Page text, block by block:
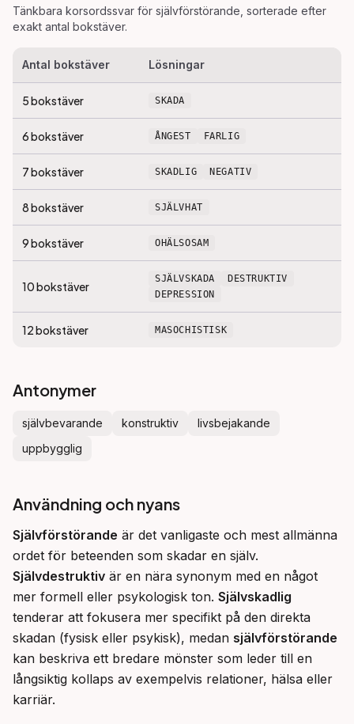
Tänkbara korsordssvar för självförstörande , sorterade efter
exakt antal bokstäver.
Antal bokstäver Lösningar
5bokstäver SKADA
6bokstäver ÅNGEST FARLIG
7bokstäver SKADLIG NEGATIV
8bokstäver SJÄLVHAT
9bokstäver OHÄLSOSAM
10bokstäver
SJÄLVSKADA
DESTRUKTIV
DEPRESSION
12bokstäver MASOCHISTISK
Antonymer
självbevarande konstruktiv
livsbejakande
uppbygglig
Användning och nyans
Självförstörande är det vanligaste och mest allmänna
Självdestruktiv är en nära synonym med en något
mer formell eller psykologisk ton. Självskadlig
tenderar att fokusera mer specifikt på den direkta
skadan (fysisk eller psykisk), medan självförstörande
kan beskriva ett bredare mönster som leder till en
långsiktig kollaps av exempelvis relationer, hälsa eller
karriär.